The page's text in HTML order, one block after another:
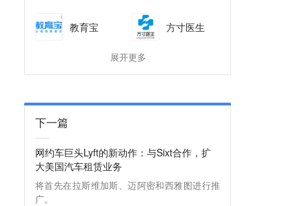
教育宝 方寸医生
展开更多
下一篇
网约车巨头Lyft的新动作：与Sixt合作，扩
大美国汽车租赁业务
将首先在拉斯维加斯、迈阿密和西雅图进行推
广。